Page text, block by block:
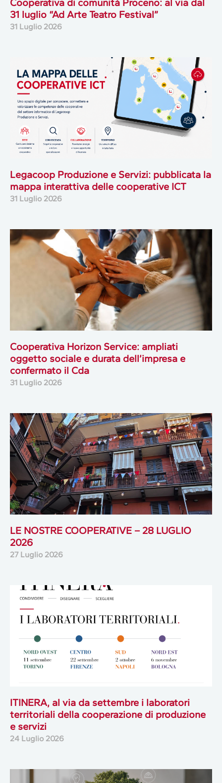
31 luglio “Ad Arte Teatro Festival”
31 Luglio 2026
Legacoop Produzione e Servizi: pubblicata la
mappa interattiva delle cooperative ICT
31 Luglio 2026
Cooperativa Horizon Service: ampliati
oggetto sociale e durata dell’impresa e
confermato il Cda
31 Luglio 2026
LE NOSTRE COOPERATIVE – 28 LUGLIO
2026
27 Luglio 2026
ITINERA, al via da settembre i laboratori
territoriali della cooperazione di produzione
e servizi
24 Luglio 2026